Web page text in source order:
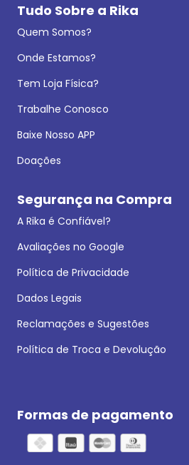
Tudo Sobre a Rika
Quem Somos?
Onde Estamos?
Tem Loja Física?
Trabalhe Conosco
Baixe Nosso APP
Doações
Segurança na Compra
A Rika é Confiável?
Avaliações no Google
Política de Privacidade
Dados Legais
Reclamações e Sugestões
Política de Troca e Devolução
Formas de pagamento